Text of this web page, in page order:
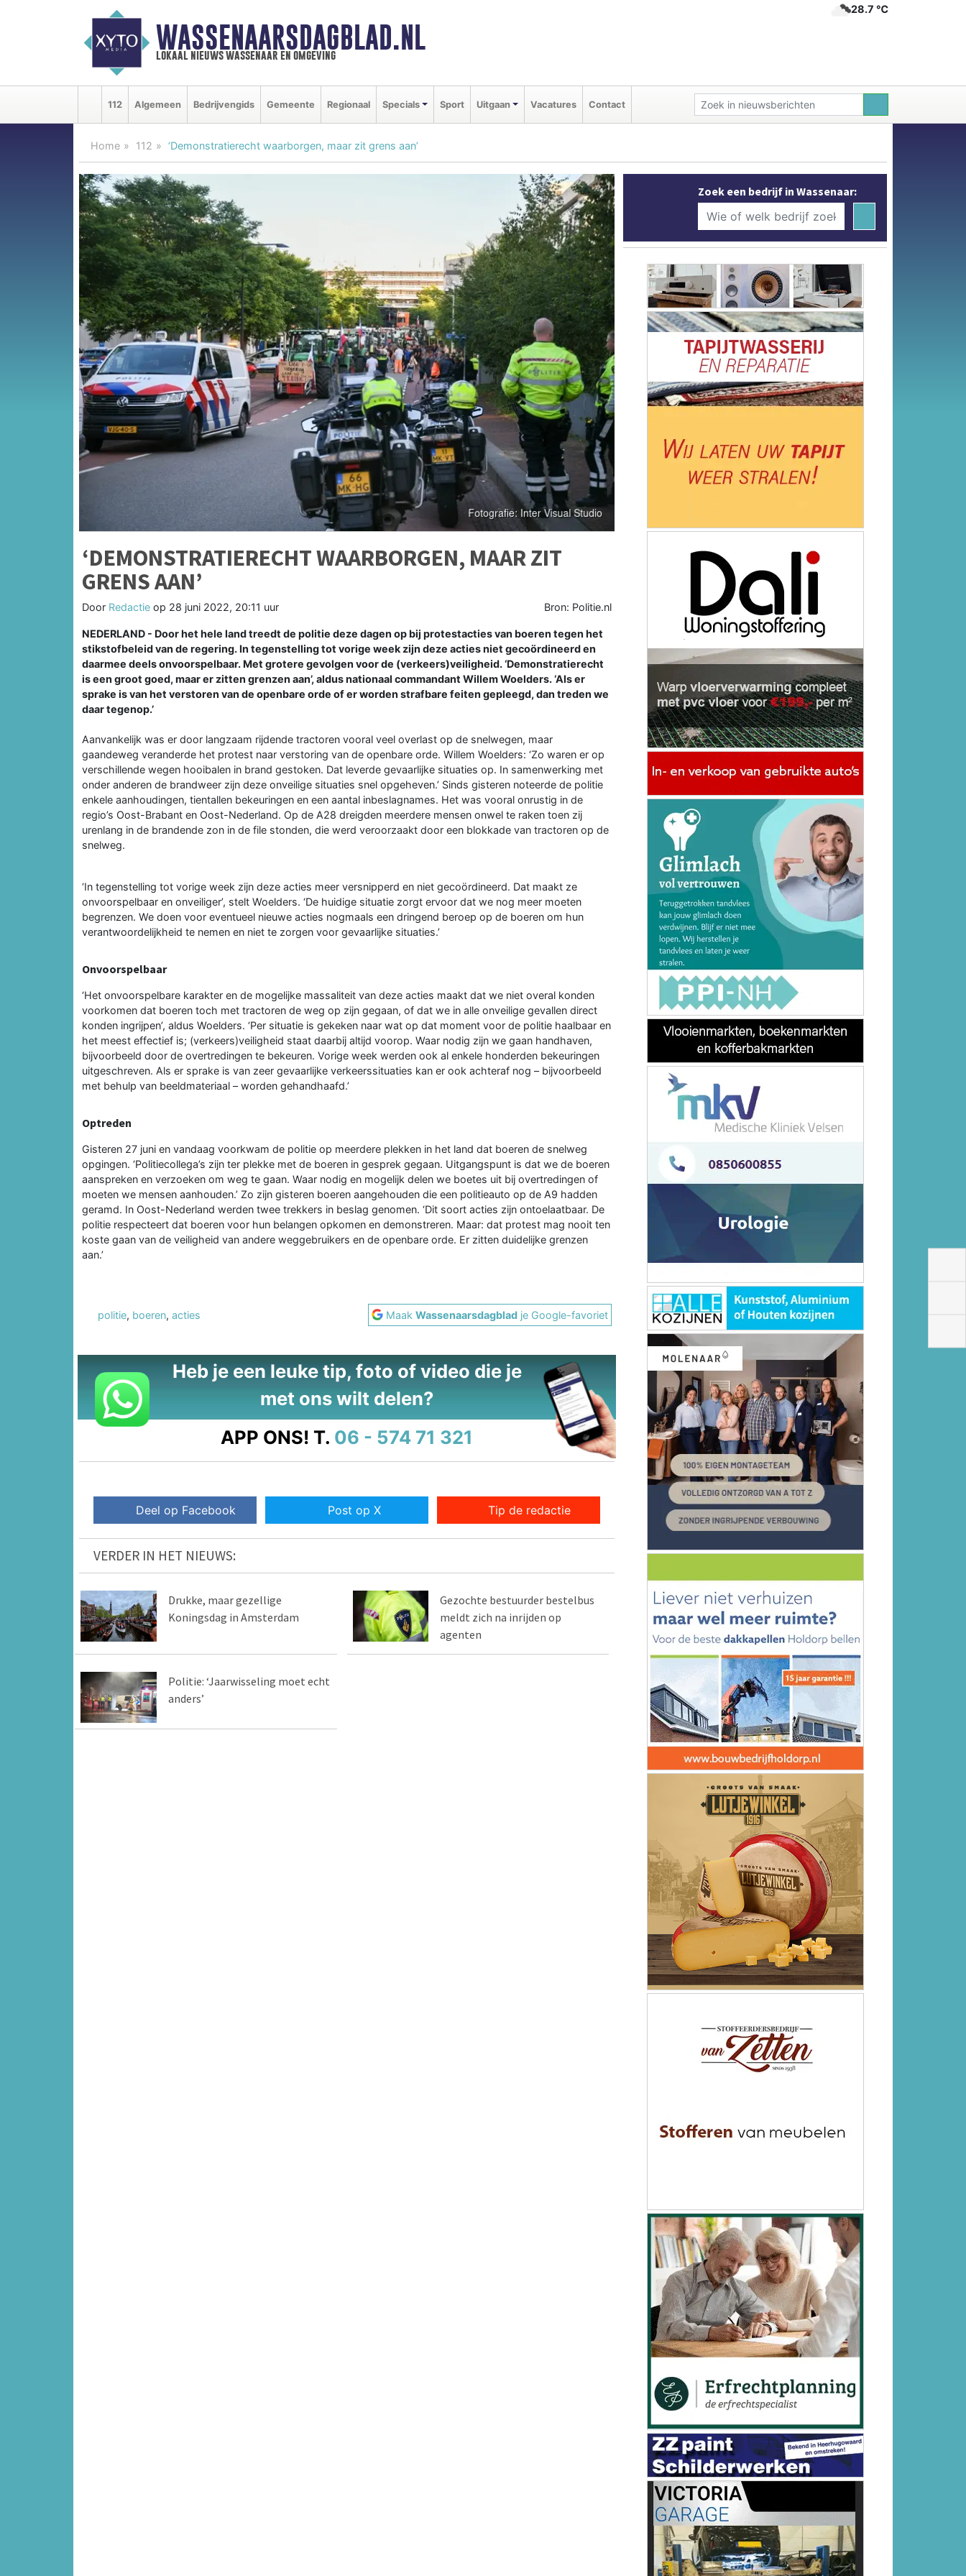
WASSENAARSDAGBLAD.NL
lokaal nieuws wassenaar en omgeving
28.7 ℃
112 Algemeen Bedrijvengids Gemeente Regionaal Specials Sport Uitgaan Vacatures Contact
Home 112 ‘Demonstratierecht waarborgen, maar zit grens aan’
‘DEMONSTRATIERECHT WAARBORGEN, MAAR ZIT
GRENS AAN’
Door Redactie op 28 juni 2022, 20:11 uur Bron: Politie.nl
NEDERLAND - Door het hele land treedt de politie deze dagen op bij protestacties van boeren tegen het
stikstofbeleid van de regering. In tegenstelling tot vorige week zijn deze acties niet gecoördineerd en
daarmee deels onvoorspelbaar. Met grotere gevolgen voor de (verkeers)veiligheid. ‘Demonstratierecht
is een groot goed, maar er zitten grenzen aan’, aldus nationaal commandant Willem Woelders. ‘Als er
sprake is van het verstoren van de openbare orde of er worden strafbare feiten gepleegd, dan treden we
daar tegenop.’
Aanvankelijk was er door langzaam rijdende tractoren vooral veel overlast op de snelwegen, maar
gaandeweg veranderde het protest naar verstoring van de openbare orde. Willem Woelders: ‘Zo waren er op
verschillende wegen hooibalen in brand gestoken. Dat leverde gevaarlijke situaties op. In samenwerking met
onder anderen de brandweer zijn deze onveilige situaties snel opgeheven.’ Sinds gisteren noteerde de politie
enkele aanhoudingen, tientallen bekeuringen en een aantal inbeslagnames. Het was vooral onrustig in de
regio’s Oost-Brabant en Oost-Nederland. Op de A28 dreigden meerdere mensen onwel te raken toen zij
urenlang in de brandende zon in de file stonden, die werd veroorzaakt door een blokkade van tractoren op de
snelweg.
‘In tegenstelling tot vorige week zijn deze acties meer versnipperd en niet gecoördineerd. Dat maakt ze
onvoorspelbaar en onveiliger’, stelt Woelders. ‘De huidige situatie zorgt ervoor dat we nog meer moeten
begrenzen. We doen voor eventueel nieuwe acties nogmaals een dringend beroep op de boeren om hun
verantwoordelijkheid te nemen en niet te zorgen voor gevaarlijke situaties.’
Onvoorspelbaar
‘Het onvoorspelbare karakter en de mogelijke massaliteit van deze acties maakt dat we niet overal konden
voorkomen dat boeren toch met tractoren de weg op zijn gegaan, of dat we in alle onveilige gevallen direct
konden ingrijpen’, aldus Woelders. ‘Per situatie is gekeken naar wat op dat moment voor de politie haalbaar en
het meest effectief is; (verkeers)veiligheid staat daarbij altijd voorop. Waar nodig zijn we gaan handhaven,
bijvoorbeeld door de overtredingen te bekeuren. Vorige week werden ook al enkele honderden bekeuringen
uitgeschreven. Als er sprake is van zeer gevaarlijke verkeerssituaties kan er ook achteraf nog – bijvoorbeeld
met behulp van beeldmateriaal – worden gehandhaafd.’
Optreden
Gisteren 27 juni en vandaag voorkwam de politie op meerdere plekken in het land dat boeren de snelweg
opgingen. ‘Politiecollega’s zijn ter plekke met de boeren in gesprek gegaan. Uitgangspunt is dat we de boeren
aanspreken en verzoeken om weg te gaan. Waar nodig en mogelijk delen we boetes uit bij overtredingen of
moeten we mensen aanhouden.’ Zo zijn gisteren boeren aangehouden die een politieauto op de A9 hadden
geramd. In Oost-Nederland werden twee trekkers in beslag genomen. ‘Dit soort acties zijn ontoelaatbaar. De
politie respecteert dat boeren voor hun belangen opkomen en demonstreren. Maar: dat protest mag nooit ten
koste gaan van de veiligheid van andere weggebruikers en de openbare orde. Er zitten duidelijke grenzen
aan.’
politie, boeren, acties MaakWassenaarsdagblad je Google-favoriet
Heb je een leuke tip, foto of video die je
met ons wilt delen?
APP ONS! T. 06 - 574 71 321
Deel op Facebook Post op X Tip de redactie
VERDER IN HET NIEUWS:
Drukke, maar gezellige
Koningsdag in Amsterdam
Gezochte bestuurder bestelbus
meldt zich na inrijden op
agenten
Politie: ‘Jaarwisseling moet echt
anders’
Zoek een bedrijf in Wassenaar: